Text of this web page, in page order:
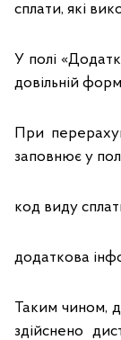
сплати, які
У полі
довільній
При
заповнює у
код виду
додаткова
Таким чином,
здійснено